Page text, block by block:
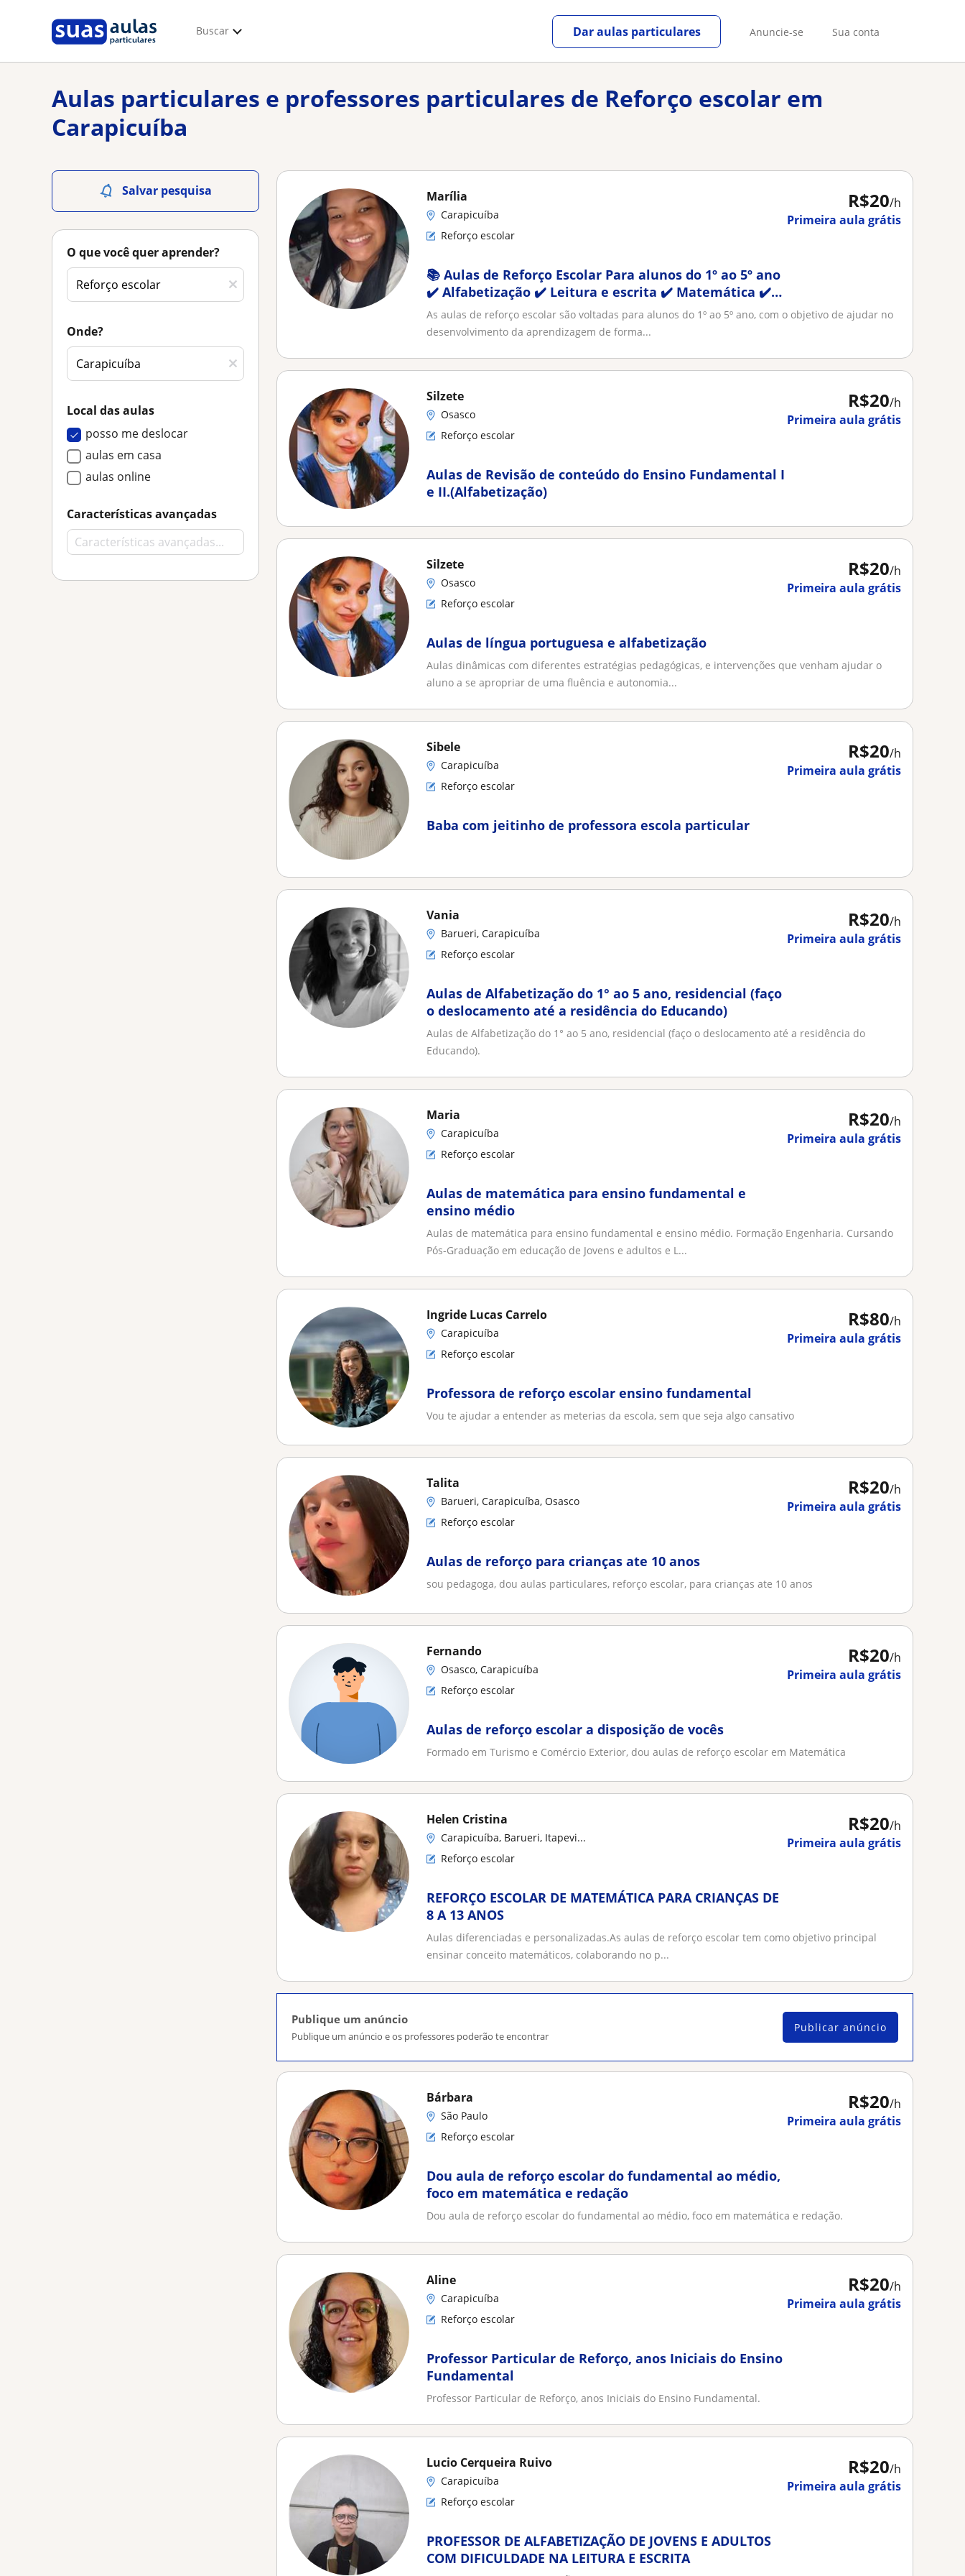
Buscar Anuncie-se Sua conta
Dar aulas particulares
Aulas particulares e professores particulares de Reforço escolar em
Carapicuíba
Salvar pesquisa
O que você quer aprender?
Onde?
Local das aulas
posso me deslocar
aulas em casa
aulas online
Características avançadas
R$20/h
Primeira aula grátis
Marília
Carapicuíba
Reforço escolar
📚 Aulas de Reforço Escolar Para alunos do 1º ao 5º ano
✔️ Alfabetização ✔️ Leitura e escrita ✔️ Matemática ✔️
Apoio nas tarefas e
As aulas de reforço escolar são voltadas para alunos do 1º ao 5º ano, com o objetivo de ajudar no
desenvolvimento da aprendizagem de forma...
R$20/h
Primeira aula grátis
Silzete
Osasco
Reforço escolar
Aulas de Revisão de conteúdo do Ensino Fundamental I
e II.(Alfabetização)
R$20/h
Primeira aula grátis
Silzete
Osasco
Reforço escolar
Aulas de língua portuguesa e alfabetização
Aulas dinâmicas com diferentes estratégias pedagógicas, e intervenções que venham ajudar o
aluno a se apropriar de uma fluência e autonomia...
R$20/h
Primeira aula grátis
Sibele
Carapicuíba
Reforço escolar
Baba com jeitinho de professora escola particular
R$20/h
Primeira aula grátis
Vania
Barueri, Carapicuíba
Reforço escolar
Aulas de Alfabetização do 1° ao 5 ano, residencial (faço
o deslocamento até a residência do Educando)
Aulas de Alfabetização do 1° ao 5 ano, residencial (faço o deslocamento até a residência do
Educando).
R$20/h
Primeira aula grátis
Maria
Carapicuíba
Reforço escolar
Aulas de matemática para ensino fundamental e
ensino médio
Aulas de matemática para ensino fundamental e ensino médio. Formação Engenharia. Cursando
Pós-Graduação em educação de Jovens e adultos e L...
R$80/h
Primeira aula grátis
Ingride Lucas Carrelo
Carapicuíba
Reforço escolar
Professora de reforço escolar ensino fundamental
Vou te ajudar a entender as meterias da escola, sem que seja algo cansativo
R$20/h
Primeira aula grátis
Talita
Barueri, Carapicuíba, Osasco
Reforço escolar
Aulas de reforço para crianças ate 10 anos
sou pedagoga, dou aulas particulares, reforço escolar, para crianças ate 10 anos
R$20/h
Primeira aula grátis
Fernando
Osasco, Carapicuíba
Reforço escolar
Aulas de reforço escolar a disposição de vocês
Formado em Turismo e Comércio Exterior, dou aulas de reforço escolar em Matemática
R$20/h
Primeira aula grátis
Helen Cristina
Carapicuíba, Barueri, Itapevi...
Reforço escolar
REFORÇO ESCOLAR DE MATEMÁTICA PARA CRIANÇAS DE
8 A 13 ANOS
Aulas diferenciadas e personalizadas.As aulas de reforço escolar tem como objetivo principal
ensinar conceito matemáticos, colaborando no p...
Publique um anúncio
Publique um anúncio e os professores poderão te encontrar
Publicar anúncio
R$20/h
Primeira aula grátis
Bárbara
São Paulo
Reforço escolar
Dou aula de reforço escolar do fundamental ao médio,
foco em matemática e redação
Dou aula de reforço escolar do fundamental ao médio, foco em matemática e redação.
R$20/h
Primeira aula grátis
Aline
Carapicuíba
Reforço escolar
Professor Particular de Reforço, anos Iniciais do Ensino
Fundamental
Professor Particular de Reforço, anos Iniciais do Ensino Fundamental.
R$20/h
Primeira aula grátis
Lucio Cerqueira Ruivo
Carapicuíba
Reforço escolar
PROFESSOR DE ALFABETIZAÇÃO DE JOVENS E ADULTOS
COM DIFICULDADE NA LEITURA E ESCRITA